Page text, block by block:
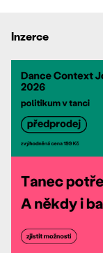
Inzerce